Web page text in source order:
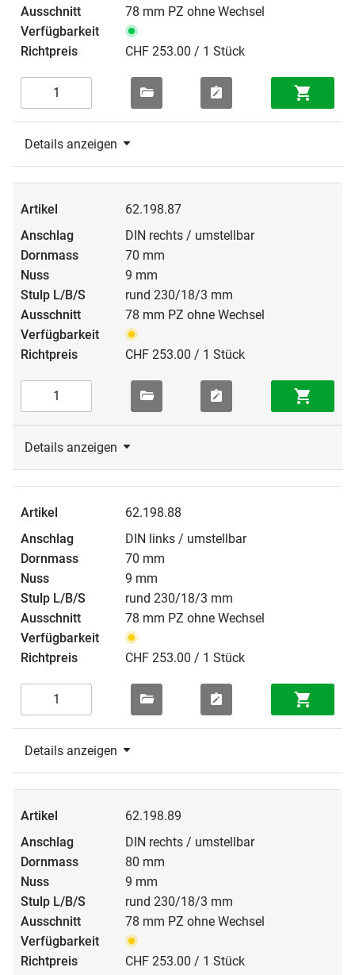
78 mm PZ ohne Wechsel
CHF 253.00 / 1 Stück
Details anzeigen
62.198.87
DIN rechts / umstellbar
70 mm
9 mm
rund 230/18/3 mm
78 mm PZ ohne Wechsel
CHF 253.00 / 1 Stück
Details anzeigen
62.198.88
DIN links / umstellbar
70 mm
9 mm
rund 230/18/3 mm
78 mm PZ ohne Wechsel
CHF 253.00 / 1 Stück
Details anzeigen
62.198.89
DIN rechts / umstellbar
80 mm
9 mm
rund 230/18/3 mm
78 mm PZ ohne Wechsel
CHF 253.00 / 1 Stück